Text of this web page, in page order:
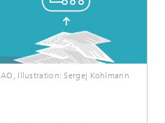
Illustration: Sergej Kohlmann